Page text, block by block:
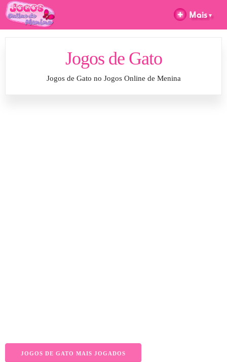
Jogos de Gato
Jogos de Gato no Jogos Online de Menina
JOGOS DE GATO MAIS JOGADOS